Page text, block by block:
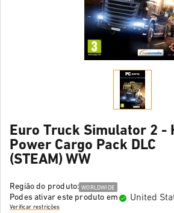
Euro Truck Simulator 2 -
Power Cargo Pack DLC
(STEAM) WW
Região do produto: WORLDWIDE
Podes ativar este produto em United
Verificar restrições